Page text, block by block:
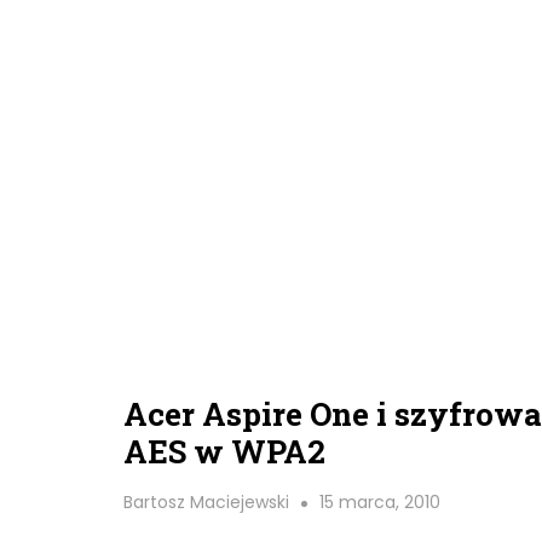
Acer Aspire One i
AES w WPA2
Bartosz Maciejewski 15 marca, 2010